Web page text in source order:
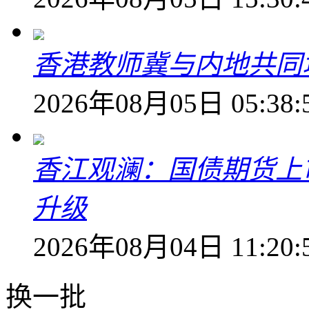
香港教师冀与内地共
2026年08月05日
香江观澜：国债期货
升级
2026年08月04日
换一批